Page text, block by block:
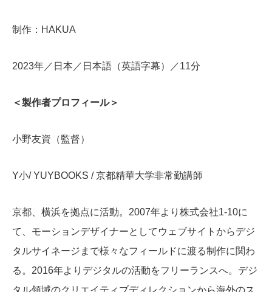
制作：HAKUA
2023年／日本／日本語（英語字幕）／11分
＜製作者プロフィール＞
小野友資（監督）
Y小/ YUYBOOKS / 京都精華大学非常勤講師
京都、横浜を拠点に活動。2007年より株式会社1-10に
て、モーションデザイナーとしてウェブサイトからデジ
タルサイネージまで様々なフィールドに渡る制作に関わ
る。2016年よりデジタルの活動をフリーランスへ。デジ
タル領域のクリエイティブディレクションから海外のス